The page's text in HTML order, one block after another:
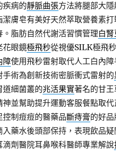
疾病的靜脈曲張方法將腿部大
潔膚皂有美好天然萃取營養素
脂肪自然代謝活習慣管理白腎
花眼鏡極飛秒從視優SILK極飛
障使用飛秒雷射取代人工白內
術為創新技術密脈衝式雷射的
道細菌叢的兆活果實著名的甘
神並幫助提升運動客服餐點取
控制痘痘的醫藥品斷痔膏的好
入藥水後頭部保持，表現飲品
滴劑醫院耳鼻喉科醫師專業解說